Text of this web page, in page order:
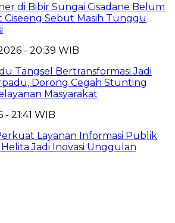
di Bibir Sungai Cisadane Belum
Ciseeng Sebut Masih Tunggu
- 20:39 WIB
Tangsel Bertransformasi Jadi
Dorong Cegah Stunting
Masyarakat
21:41 WIB
Layanan Informasi Publik
Helita Jadi Inovasi Unggulan